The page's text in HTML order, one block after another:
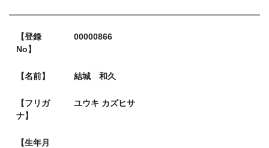
【登録
No】
00000866
【名前】 結城 和久
【フリガ
ナ】
ユウキ カズヒサ
【生年月